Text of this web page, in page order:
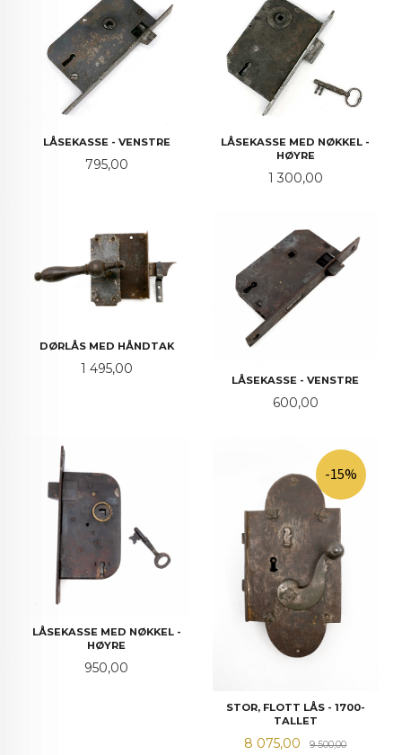
LÅSEKASSE - VENSTRE
Pris
795,00
LÅSEKASSE MED NØKKEL -
HØYRE
Pris
1 300,00
DØRLÅS MED HÅNDTAK
Pris
1 495,00
LÅSEKASSE - VENSTRE
Pris
600,00
LÅSEKASSE MED NØKKEL -
HØYRE
Pris
950,00
STOR, FLOTT LÅS - 1700-
TALLET
Tilbud
8 075,00 9 500,00Rabatt
-15%